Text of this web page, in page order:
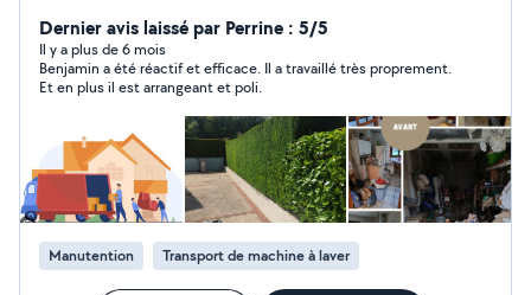
électroménager et récupération de commande =>
Service de débarras (cave, garage, appartement...) =>
Entretien d'espaces verts (tonte, taille de haie,
débroussaillage...) avec ou sans évacuation des déchets
=> Montage de meubles en kit toutes marques
N'hésitez pas à me contacter, je réponds à vos
demandes/questions dans les meilleurs délais. Service
efficace et soigné !
Dernier avis laissé par Perrine : 5/5
Il y a plus de 6 mois
Benjamin a été réactif et efficace. Il a travaillé très proprement.
Et en plus il est arrangeant et poli.
Manutention Transport de machine à laver